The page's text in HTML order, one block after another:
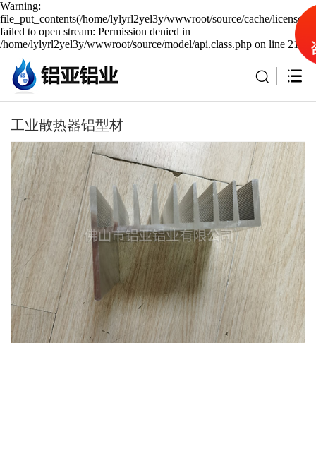
Warning:
file_put_contents(/home/lylyrl2yel3y/wwwroot/source/cache/
failed to open stream: Permission denied in
/home/lylyrl2yel3y/wwwroot/source/model/api.class.php on line 217
工业散热器铝型材